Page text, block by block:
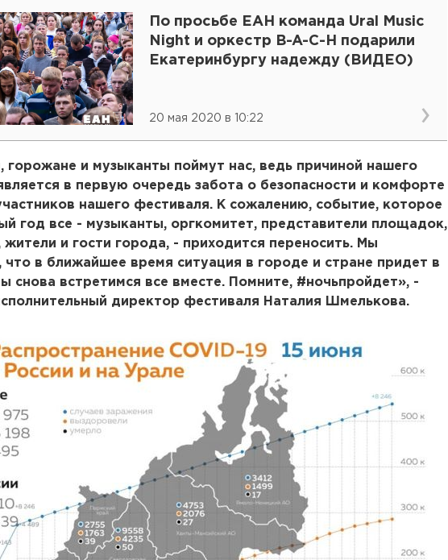
По просьбе ЕАН команда Ural Music
Night и оркестр B-A-C-H подарили
Екатеринбургу надежду (ВИДЕО)
20 мая 2020 в 10:22
горожане и музыканты поймут нас, ведь причиной нашего
в первую очередь забота о безопасности и комфорте
нашего фестиваля. К сожалению, событие, которое
год все - музыканты, оргкомитет, представители площадок,
жители и гости города, - приходится переносить. Мы
что в ближайшее время ситуация в городе и стране придет в
снова встретимся все вместе. Помните, #ночьпройдет», -
директор фестиваля Наталия Шмелькова.